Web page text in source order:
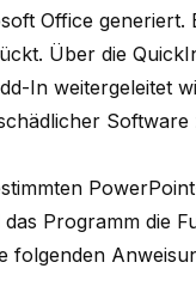
Office
Über die
In weitergeleitet
Software
Programm die
folgenden